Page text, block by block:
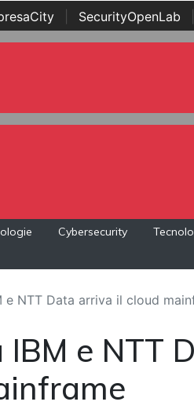
SecurityOpenLab
Awards
Cybersecurity
e NTT Data arriva il cloud
e NTT